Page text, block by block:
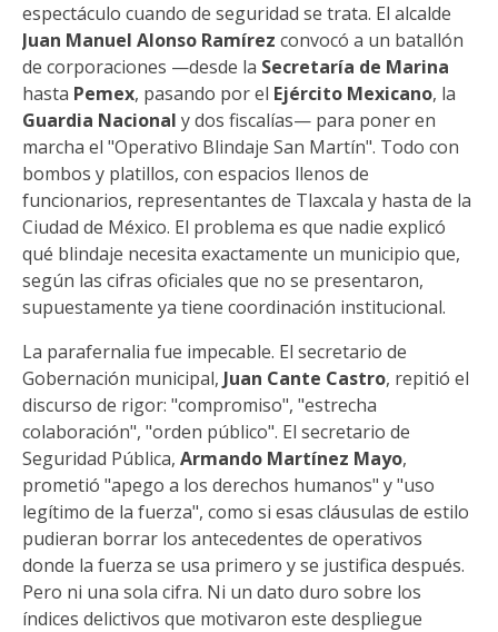
espectáculo cuando de seguridad se trata. El alcalde
Juan Manuel Alonso Ramírez convocó a un batallón
de corporaciones —desde la Secretaría de Marina
hasta Pemex, pasando por el Ejército Mexicano, la
Guardia Nacional y dos fiscalías— para poner en
marcha el "Operativo Blindaje San Martín". Todo con
bombos y platillos, con espacios llenos de
funcionarios, representantes de Tlaxcala y hasta de la
Ciudad de México. El problema es que nadie explicó
qué blindaje necesita exactamente un municipio que,
según las cifras oficiales que no se presentaron,
supuestamente ya tiene coordinación institucional.
La parafernalia fue impecable. El secretario de
Gobernación municipal, Juan Cante Castro, repitió el
discurso de rigor: "compromiso", "estrecha
colaboración", "orden público". El secretario de
Seguridad Pública, Armando Martínez Mayo,
prometió "apego a los derechos humanos" y "uso
legítimo de la fuerza", como si esas cláusulas de estilo
pudieran borrar los antecedentes de operativos
donde la fuerza se usa primero y se justifica después.
Pero ni una sola cifra. Ni un dato duro sobre los
índices delictivos que motivaron este despliegue